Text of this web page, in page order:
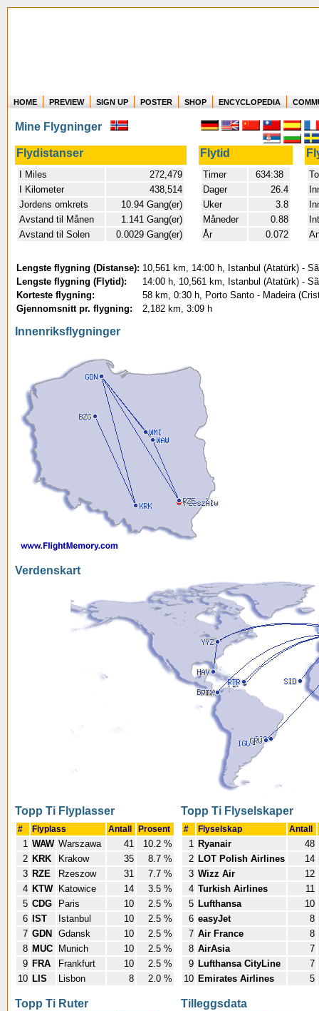
Where in the world have you flown?
How long have you been in the air?
Create your own FlightMemory and see!
HOME PREVIEW SIGN UP POSTER SHOP ENCYCLOPEDIA
Mine Flygninger
Flydistanser Flytid
I Miles
272,479
I Kilometer
438,514
Jordens omkrets
10.94 Gang(er)
Avstand til Månen
1.141 Gang(er)
Avstand til Solen
0.0029 Gang(er)
Timer
634:38
Dager
26.4
Uker
3.8
Måneder
0.88
År
0.072
Lengste flygning (Distanse): 10,561 km, 14:00 h, Istanbul (Atatürk) -
Lengste flygning (Flytid):
14:00 h, 10,561 km, Istanbul (Atatürk) -
Korteste flygning:
58 km, 0:30 h, Porto Santo - Madeira
Gjennomsnitt pr. flygning:
2,182 km, 3:09 h
Innenriksflygninger
Verdenskart
Topp Ti Flyplasser
# Flyplass Antall Prosent
1 WAW Warszawa 41
10.2 %
2 KRK Krakow 35
8.7 %
3 RZE Rzeszow 31
7.7 %
4 KTW Katowice 14
3.5 %
5 CDG Paris 10
2.5 %
6
IST Istanbul 10
2.5 %
7 GDN Gdansk 10
2.5 %
8 MUC Munich 10
2.5 %
9 FRA Frankfurt 10
2.5 %
10 LIS Lisbon 8 2.0 %
Topp Ti Flyselskaper
# Flyselskap Antall
1 Ryanair
48
2 LOT Polish Airlines
14
3 Wizz Air
12
4 Turkish Airlines
11
5 Lufthansa
10
6 easyJet
8
7 Air France
8
8 AirAsia
7
9 Lufthansa CityLine
7
10 Emirates Airlines 5
Topp Ti Ruter Tilleggsdata